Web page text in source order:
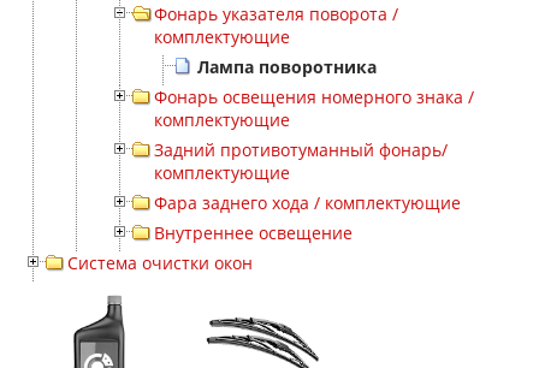
Фонарь указателя поворота /
комплектующие
Лампа поворотника
Фонарь освещения номерного знака /
комплектующие
Задний противотуманный фонарь/
комплектующие
Фара заднего хода / комплектующие
Внутреннее освещение
Система очистки окон